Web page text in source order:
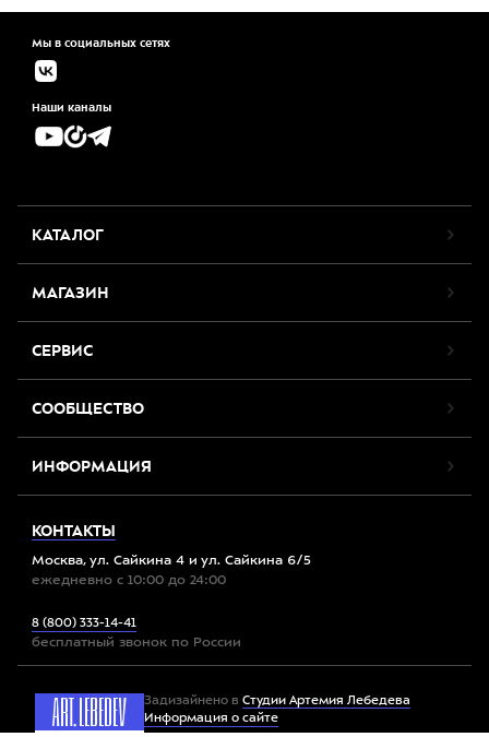
Мы в социальных сетях
Наши каналы
КАТАЛОГ
МАГАЗИН
СЕРВИС
СООБЩЕСТВО
ИНФОРМАЦИЯ
КОНТАКТЫ
Москва, ул. Сайкина 4 и ул. Сайкина 6/5
ежедневно с 10:00 до 24:00
8 (800) 333-14-41
бесплатный звонок по России
Задизайнено в Студии Артемия Лебедева
Информация о сайте